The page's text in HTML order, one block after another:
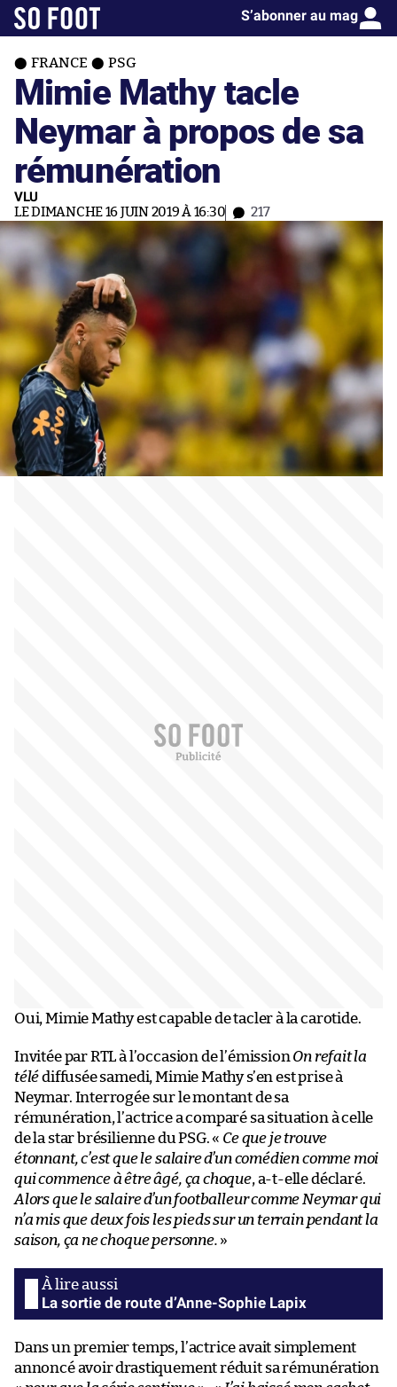
S’abonner au mag
FRANCE PSG
Mimie Mathy tacle
Neymar à propos de sa
rémunération
VLU
LE DIMANCHE 16 JUIN 2019 À 16:30 217
Oui, Mimie Mathy est capable de tacler à la carotide.
Invitée par RTL à l’occasion de l’émission On refait la
télédiffusée samedi, Mimie Mathy s’en est prise à
Neymar. Interrogée sur le montant de sa
rémunération, l’actrice a comparé sa situation à celle
de la star brésilienne du PSG. « Ce que je trouve
étonnant, c’est que le salaire d’un comédien comme moi
qui commence à être âgé, ça choque, a-t-elle déclaré.
Alors que le salaire d’un footballeur comme Neymar qui
n’a mis que deux fois les pieds sur un terrain pendant la
saison, ça ne choque personne. »
La sortie de route d’Anne-Sophie Lapix
Dans un premier temps, l’actrice avait simplement
annoncé avoir drastiquement réduit sa rémunération